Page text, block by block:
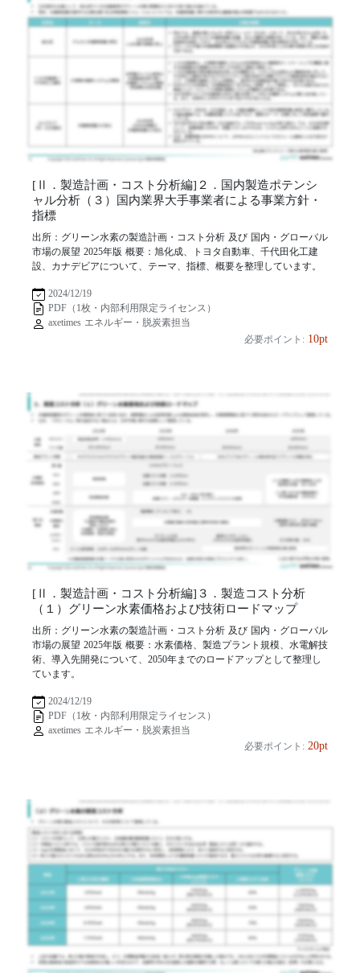
[Ⅱ．製造計画・コスト分析編]２．国内製造ポテンシ
ャル分析（３）国内業界大手事業者による事業方針・
指標
出所：グリーン水素の製造計画・コスト分析 及び 国内・グローバル
市場の展望 2025年版 概要：旭化成、トヨタ自動車、千代田化工建
設、カナデビアについて、テーマ、指標、概要を整理しています。
2024/12/19
PDF（1枚・内部利用限定ライセンス）
axetimes エネルギー・脱炭素担当
必要ポイント: 10pt
[Ⅱ．製造計画・コスト分析編]３．製造コスト分析
（１）グリーン水素価格および技術ロードマップ
出所：グリーン水素の製造計画・コスト分析 及び 国内・グローバル
市場の展望 2025年版 概要：水素価格、製造プラント規模、水電解技
術、導入先開発について、2050年までのロードアップとして整理し
ています。
2024/12/19
PDF（1枚・内部利用限定ライセンス）
axetimes エネルギー・脱炭素担当
必要ポイント: 20pt